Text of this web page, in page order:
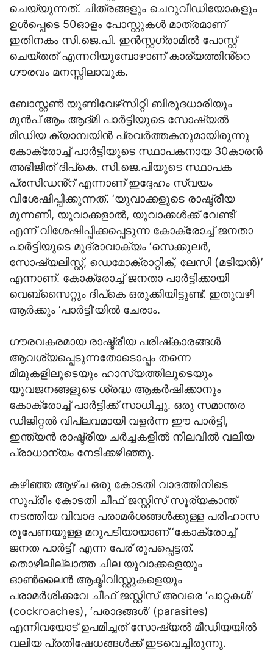
ചെയ്യുന്നത്. ചിത്രങ്ങളും ചെറുവീഡിയോകളും
ഉൾപ്പെടെ 50ഓളം പോസ്റ്റുകൾ മാത്രമാണ്
ഇതിനകം സി.ജെ.പി. ഇൻസ്റ്റഗ്രാമിൽ പോസ്റ്റ്
ചെയ്തത് എന്നറിയുമ്പോഴാണ് കാര്യത്തിൻ്റെ
ഗൗരവം മനസ്സിലാവുക.
ബോസ്റ്റൺ യൂണിവേഴ്‌സിറ്റി ബിരുദധാരിയും
മുൻപ് ആം ആദ്മി പാർട്ടിയുടെ സോഷ്യൽ
മീഡിയ ക്യാമ്പയിൻ പ്രവർത്തകനുമായിരുന്നു
കോക്രോച്ച് പാർട്ടിയുടെ സ്ഥാപകനായ 30കാരൻ
അഭിജീത് ദിപ്കെ. സി.ജെ.പിയുടെ സ്ഥാപക
പ്രസിഡൻ്റ് എന്നാണ് ഇദ്ദേഹം സ്വയം
വിശേഷിപ്പിക്കുന്നത്. ‘യുവാക്കളുടെ രാഷ്ട്രീയ
മുന്നണി, യുവാക്കളാൽ, യുവാക്കൾക്ക് വേണ്ടി’
എന്ന് വിശേഷിപ്പിക്കപ്പെടുന്ന കോക്രോച്ച് ജനതാ
പാർട്ടിയുടെ മുദ്രാവാക്യം ‘സെക്കുലർ,
സോഷ്യലിസ്റ്റ്, ഡെമോക്രാറ്റിക്, ലേസി (മടിയൻ)’
എന്നാണ്. കോക്രോച്ച് ജനതാ പാർട്ടിക്കായി
വെബ്‌സൈറ്റും ദിപ്കെ ഒരുക്കിയിട്ടുണ്ട്. ഇതുവഴി
ആർക്കും ‘പാർട്ടി’യിൽ ചേരാം.
ഗൗരവകരമായ രാഷ്ട്രീയ പരിഷ്‌കാരങ്ങൾ
ആവശ്യപ്പെടുന്നതോടൊപ്പം തന്നെ
മീമുകളിലൂടെയും ഹാസ്യത്തിലൂടെയും
യുവജനങ്ങളുടെ ശ്രദ്ധ ആകർഷിക്കാനും
കോക്രോച്ച് പാർട്ടിക്ക് സാധിച്ചു. ഒരു സമാന്തര
ഡിജിറ്റൽ വിപ്ലവമായി വളർന്ന ഈ പാർട്ടി,
ഇന്ത്യൻ രാഷ്ട്രീയ ചർച്ചകളിൽ നിലവിൽ വലിയ
പ്രാധാന്യം നേടിക്കഴിഞ്ഞു.
കഴിഞ്ഞ ആഴ്ച ഒരു കോടതി വാദത്തിനിടെ
സുപ്രീം കോടതി ചീഫ് ജസ്റ്റിസ് സൂര്യകാന്ത്
നടത്തിയ വിവാദ പരാമർശങ്ങൾക്കുള്ള പരിഹാസ
രൂപേണയുള്ള മറുപടിയായാണ് ‘കോക്രോച്ച്
ജനത പാർട്ടി’ എന്ന പേര് രൂപപ്പെട്ടത്.
തൊഴിലില്ലാത്ത ചില യുവാക്കളെയും
ഓൺലൈൻ ആക്ടിവിസ്റ്റുകളെയും
പരാമർശിക്കവേ ചീഫ് ജസ്റ്റിസ് അവരെ ‘പാറ്റകൾ’
(cockroaches), ‘പരാദങ്ങൾ’ (parasites)
എന്നിവയോട് ഉപമിച്ചത് സോഷ്യൽ മീഡിയയിൽ
വലിയ പ്രതിഷേധങ്ങൾക്ക് ഇടവെച്ചിരുന്നു.